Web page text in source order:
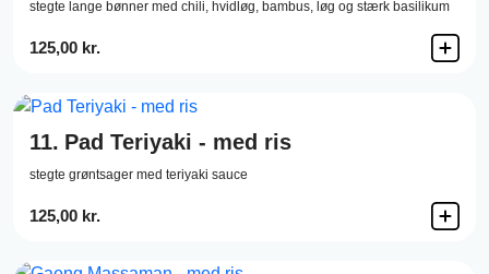
stegte lange bønner med chili, hvidløg, bambus, løg og stærk basilikum
125,00 kr.
11. Pad Teriyaki - med ris
stegte grøntsager med teriyaki sauce
125,00 kr.